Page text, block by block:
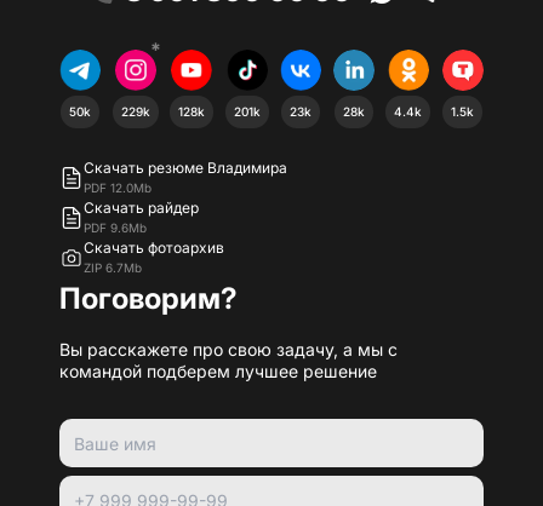
50k
*
229k 128k 201k 23k 28k 4.4k 1.5k
Скачать резюме Владимира
PDF 12.0Mb
Скачать райдер
PDF 9.6Mb
Скачать фотоархив
ZIP 6.7Mb
Поговорим?
Вы расскажете про свою задачу, а мы с
командой подберем лучшее решение